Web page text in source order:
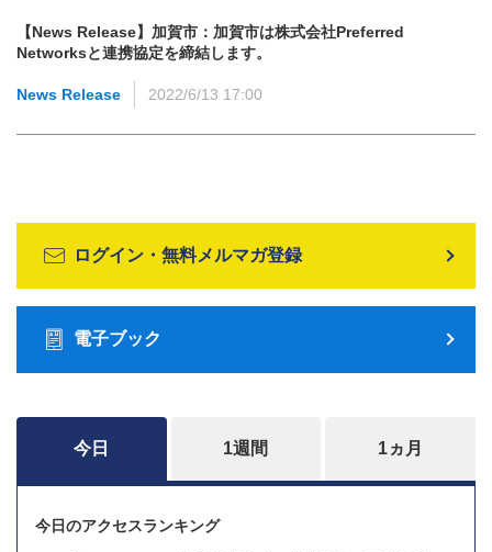
【News Release】加賀市：加賀市は株式会社Preferred
Networksと連携協定を締結します。
News Release 2022/6/13 17:00
ログイン・無料メルマガ登録
電子ブック
今日 1週間 1ヵ月
今日のアクセスランキング